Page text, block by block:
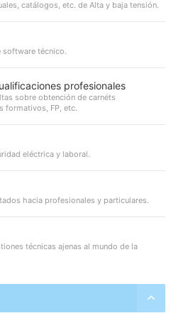
catálogos, etc. de Alta y baja tensión.
técnico.
profesionales
sobre obtención de carnéts
formativos, FP, etc.
eléctrica y laboral.
hacia profesionales y particulares.
técnicas ajenas al mundo de la